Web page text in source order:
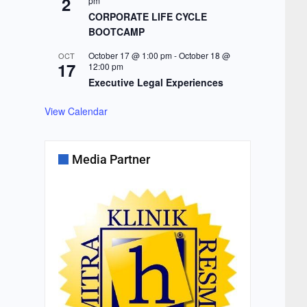
CORPORATE LIFE CYCLE
BOOTCAMP
OCT
17
October 17 @ 1:00 pm-October 18 @
12:00 pm
Executive Legal Experiences
View Calendar
Media Partner